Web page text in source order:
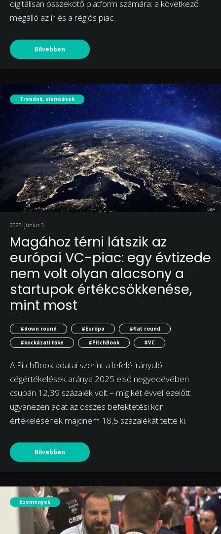
digitálisan összekötő platform számára: a következő
megálló az ír és a régiós piac.
Bővebben
Trendek, elemzések
2025. június 3.
Magához térni látszik az
európai VC-piac: egy évtizede
nem volt olyan alacsony a
startupok értékcsökkenése,
mint most
#down round #Európa
#flat round
#kockázati tőke
#PitchBook #VC
A PitchBook adatai szerint a lefelé irányuló
cégértékelések aránya 2025 első negyedévében
csupán 12,39 százalék volt – míg két évvel ezelőtt
ugyanezen adat az összes befektetési kör
értékelésének majdnem 18,5 százalékát tette ki.
Bővebben
Események